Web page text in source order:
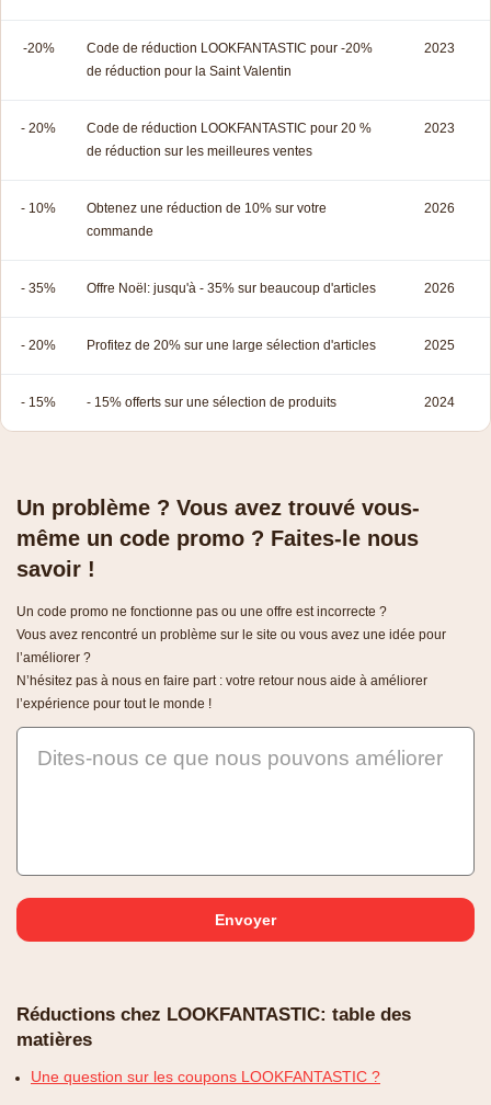
-20%
Code de réduction LOOKFANTASTIC pour -20%
de réduction pour la Saint Valentin
2023
- 20%
Code de réduction LOOKFANTASTIC pour 20 %
de réduction sur les meilleures ventes
2023
- 10%
Obtenez une réduction de 10% sur votre
commande
2026
- 35% Offre Noël: jusqu'à - 35% sur beaucoup d'articles 2026
- 20% Profitez de 20% sur une large sélection d'articles 2025
- 15% - 15% offerts sur une sélection de produits 2024
Un problème ? Vous avez trouvé vous-
même un code promo ? Faites-le nous
savoir !
Un code promo ne fonctionne pas ou une offre est incorrecte ?
Vous avez rencontré un problème sur le site ou vous avez une idée pour
l’améliorer ?
N’hésitez pas à nous en faire part : votre retour nous aide à améliorer
l’expérience pour tout le monde !
Dites-nous ce que nous pouvons améliorer
Réductions chez LOOKFANTASTIC: table des
matières
Une question sur les coupons LOOKFANTASTIC ?